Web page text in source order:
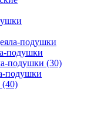
подушки
подушки
подушки (30)
подушки
(40)